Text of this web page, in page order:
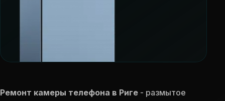
Ремонт камеры телефона в Риге - размытое